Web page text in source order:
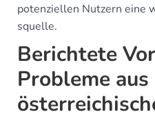
potenziellen Nutzern eine
squelle.
Berichtete
Probleme